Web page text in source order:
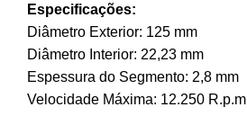
Especificações:
Diâmetro Exterior: 125 mm
Diâmetro Interior: 22,23 mm
Espessura do Segmento: 2,8 mm
Velocidade Máxima: 12.250 R.p.m